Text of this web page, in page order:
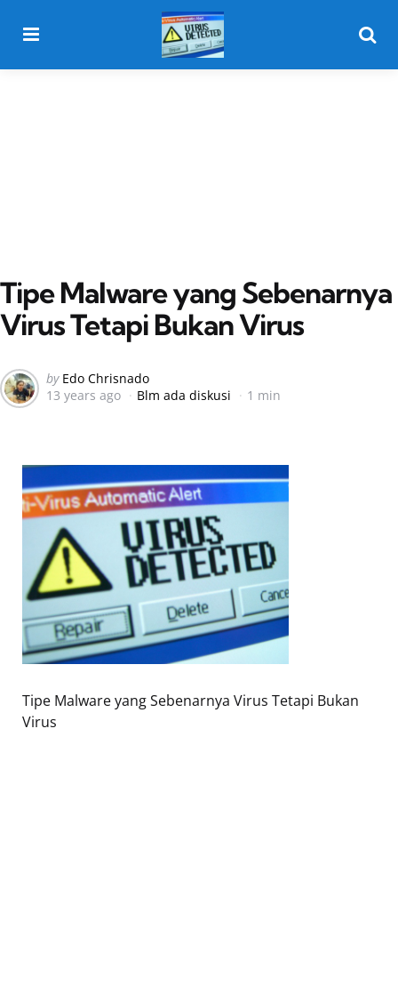
Tipe Malware yang Sebenarnya
Virus Tetapi Bukan Virus
Posted
by
by Edo Chrisnado
13 years ago
Blm ada diskusi 1 min
Tipe Malware yang Sebenarnya Virus Tetapi Bukan
Virus